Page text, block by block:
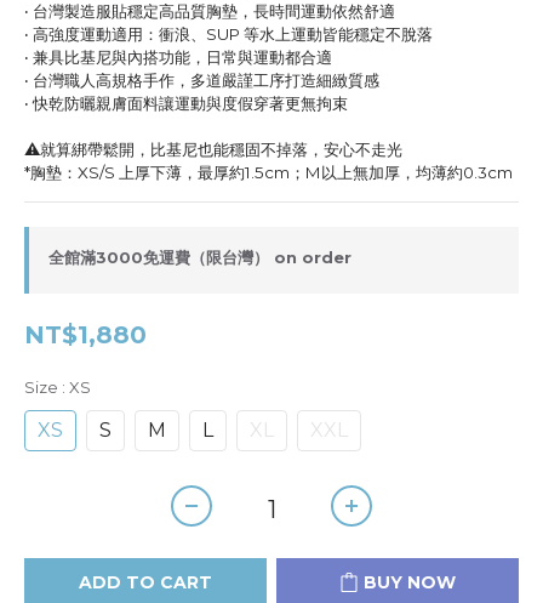
‧ 台灣製造服貼穩定高品質胸墊，長時間運動依然舒適
‧ 高強度運動適用：衝浪、SUP 等水上運動皆能穩定不脫落
‧ 兼具比基尼與內搭功能，日常與運動都合適
‧ 台灣職人高規格手作，多道嚴謹工序打造細緻質感
‧ 快乾防曬親膚面料讓運動與度假穿著更無拘束
⚠️就算綁帶鬆開，比基尼也能穩固不掉落，安心不走光
*胸墊：XS/S 上厚下薄，最厚約1.5cm；M以上無加厚，均薄約0.3cm
全館滿3000免運費（限台灣） on order
NT$1,880
Size : XS
XS S M L XL XXL
ADD TO CART BUY NOW